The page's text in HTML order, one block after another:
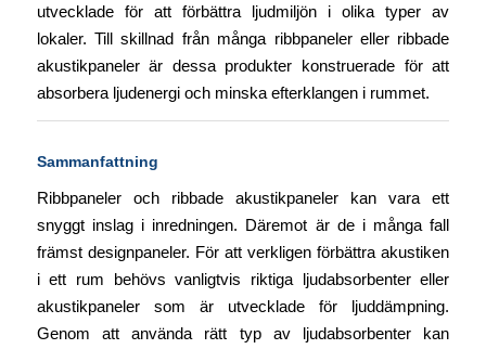
utvecklade för att förbättra ljudmiljön i olika typer av
lokaler. Till skillnad från många ribbpaneler eller ribbade
akustikpaneler är dessa produkter konstruerade för att
absorbera ljudenergi och minska efterklangen i rummet.
Sammanfattning
Ribbpaneler och ribbade akustikpaneler kan vara ett
snyggt inslag i inredningen. Däremot är de i många fall
främst designpaneler. För att verkligen förbättra akustiken
i ett rum behövs vanligtvis riktiga ljudabsorbenter eller
akustikpaneler som är utvecklade för ljuddämpning.
Genom att använda rätt typ av ljudabsorbenter kan